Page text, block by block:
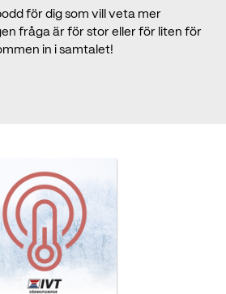
för dig som vill veta mer
fråga är för stor eller för liten för
in i samtalet!